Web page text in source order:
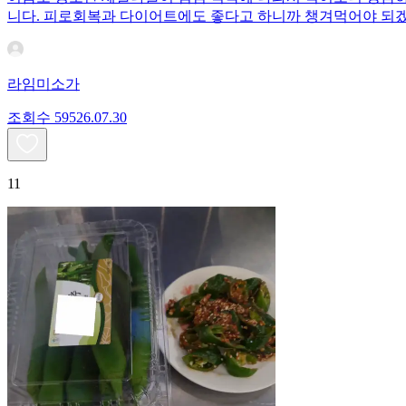
니다. 피로회복과 다이어트에도 좋다고 하니까 챙겨먹어야 되
라임미소가
조회수 59526.07.30
11